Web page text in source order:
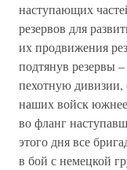
наступающих
резервов для
их продвижения
подтянув резервы
пехотную дивизии,
наших войск южнее
во фланг
этого дня все
в бой с немецкой